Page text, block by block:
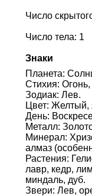
Число
Число тела: 1
Знаки
Планета:
Стихия: Огонь,
Зодиак: Лев.
Цвет: Желтый,
День:
Металл:
Минерал:
алмаз
Растения:
лавр, кедр,
миндаль, дуб.
Звери: Лев,